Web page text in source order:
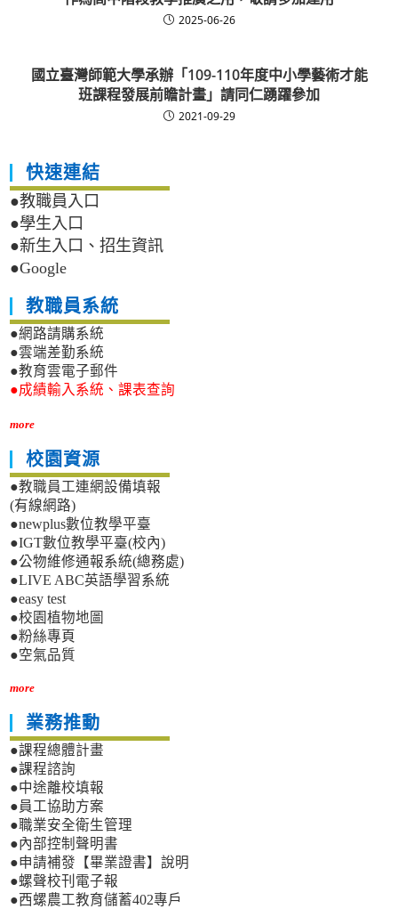
2025-06-26
國立臺灣師範大學承辦「109-110年度中小學藝術才能
班課程發展前瞻計畫」請同仁踴躍參加
2021-09-29
快速連結
●教職員入口
●學生入口
●新生入口、招生資訊
●Google
教職員系統
●網路請購系統
●雲端差勤系統
●教育雲電子郵件
●成績輸入系統、課表查詢
more
校園資源
●教職員工連網設備填報
(有線網路)
●newplus數位教學平臺
●IGT數位教學平臺(校內)
●公物維修通報系統(總務處)
●LIVE ABC英語學習系統
●easy test
●校園植物地圖
●粉絲專頁
●空氣品質
more
業務推動
●課程總體計畫
●課程諮詢
●中途離校填報
●員工協助方案
●職業安全衛生管理
●內部控制聲明書
●申請補發【畢業證書】說明
●螺聲校刊電子報
●西螺農工教育儲蓄402專戶